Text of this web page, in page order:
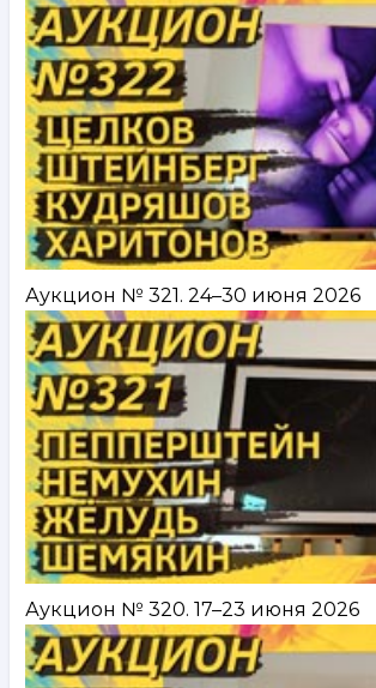
Аукцион № 321. 24–30 июня 2026
Аукцион № 320. 17–23 июня 2026